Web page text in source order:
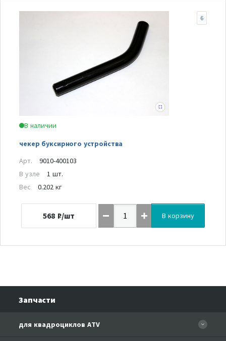
В наличии
чекер буксирного устройства
6
Арт.
9010-400103
В узле
1 шт.
Вес
0.202 кг
568 ₽/шт В корзину
Запчасти
для квадроциклов ATV